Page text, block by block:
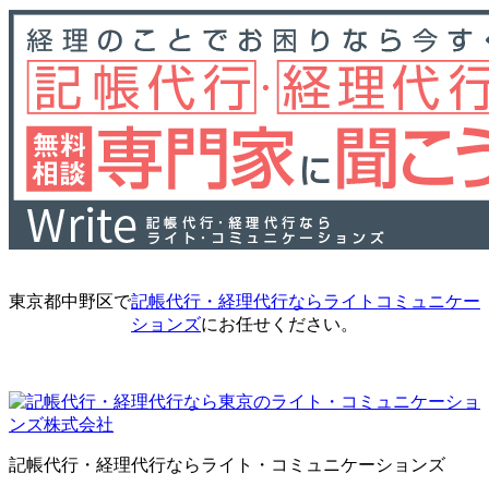
東京都中野区で記帳代行・経理代行ならライトコミュニケー
ションズにお任せください。
記帳代行・経理代行ならライト・コミュニケーションズ